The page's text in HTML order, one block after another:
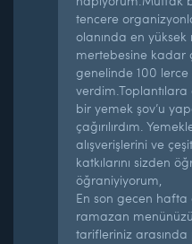
tencere
olanında en
mertebesine kadar
genelinde 100
bir yemek şov’u
çağırılırdım.
alışverişlerini ve
katkılarını sizden
öğraniyiyorum,
En son gecen hafta
ramazan
tarifleriniz arasında